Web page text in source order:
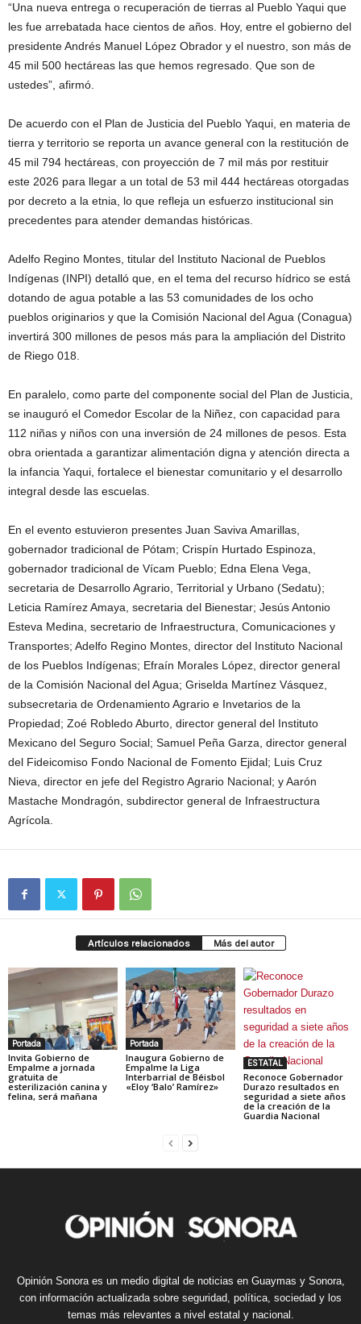
“Una nueva entrega o recuperación de tierras al Pueblo Yaqui que
les fue arrebatada hace cientos de años. Hoy, entre el gobierno del
presidente Andrés Manuel López Obrador y el nuestro, son más de
45 mil 500 hectáreas las que hemos regresado. Que son de
ustedes”, afirmó.
De acuerdo con el Plan de Justicia del Pueblo Yaqui, en materia de
tierra y territorio se reporta un avance general con la restitución de
45 mil 794 hectáreas, con proyección de 7 mil más por restituir
este 2026 para llegar a un total de 53 mil 444 hectáreas otorgadas
por decreto a la etnia, lo que refleja un esfuerzo institucional sin
precedentes para atender demandas históricas.
Adelfo Regino Montes, titular del Instituto Nacional de Pueblos
Indígenas (INPI) detalló que, en el tema del recurso hídrico se está
dotando de agua potable a las 53 comunidades de los ocho
pueblos originarios y que la Comisión Nacional del Agua (Conagua)
invertirá 300 millones de pesos más para la ampliación del Distrito
de Riego 018.
En paralelo, como parte del componente social del Plan de Justicia,
se inauguró el Comedor Escolar de la Niñez, con capacidad para
112 niñas y niños con una inversión de 24 millones de pesos. Esta
obra orientada a garantizar alimentación digna y atención directa a
la infancia Yaqui, fortalece el bienestar comunitario y el desarrollo
integral desde las escuelas.
En el evento estuvieron presentes Juan Saviva Amarillas,
gobernador tradicional de Pótam; Crispín Hurtado Espinoza,
gobernador tradicional de Vícam Pueblo; Edna Elena Vega,
secretaria de Desarrollo Agrario, Territorial y Urbano (Sedatu);
Leticia Ramírez Amaya, secretaria del Bienestar; Jesús Antonio
Esteva Medina, secretario de Infraestructura, Comunicaciones y
Transportes; Adelfo Regino Montes, director del Instituto Nacional
de los Pueblos Indígenas; Efraín Morales López, director general
de la Comisión Nacional del Agua; Griselda Martínez Vásquez,
subsecretaria de Ordenamiento Agrario e Invetarios de la
Propiedad; Zoé Robledo Aburto, director general del Instituto
Mexicano del Seguro Social; Samuel Peña Garza, director general
del Fideicomiso Fondo Nacional de Fomento Ejidal; Luis Cruz
Nieva, director en jefe del Registro Agrario Nacional; y Aarón
Mastache Mondragón, subdirector general de Infraestructura
Agrícola.
Artículos relacionados Más del autor
Portada
Invita Gobierno de
Empalme a jornada
gratuita de
esterilización canina y
felina, será mañana
Portada
Inaugura Gobierno de
Empalme la Liga
Interbarrial de Béisbol
«Eloy ‘Balo’ Ramírez»
ESTATAL
Reconoce Gobernador
Durazo resultados en
seguridad a siete años
de la creación de la
Guardia Nacional
Opinión Sonora es un medio digital de noticias en Guaymas y Sonora,
con información actualizada sobre seguridad, política, sociedad y los
temas más relevantes a nivel estatal y nacional.